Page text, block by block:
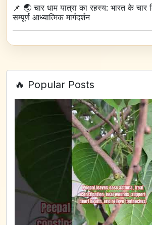
📌 🌏 चार धाम यात्रा का रहस्य: भारत के चार
सम्पूर्ण आध्यात्मिक मार्गदर्शन
🔥 Popular Posts